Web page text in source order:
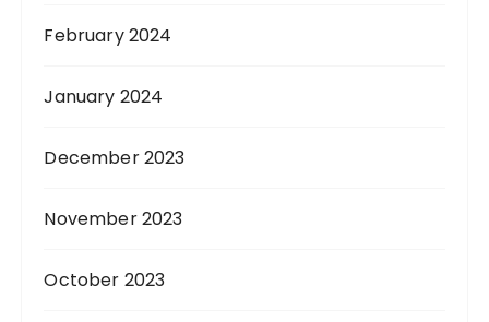
February 2024
January 2024
December 2023
November 2023
October 2023